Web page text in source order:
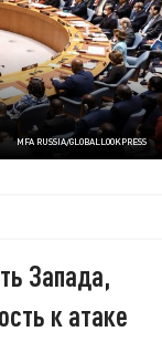
MFA RUSSIA/GLOBALLOOKPRESS
Запада,
к атаке